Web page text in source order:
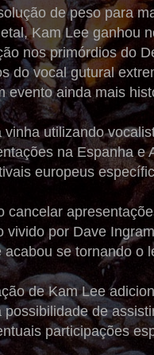
de peso para
Kam Lee ganhou
nos primórdios do
do vocal gutural
ainda mais
utilizando
na Espanha
europeus
por Dave
se tornando o
de Kam Lee
de
participações